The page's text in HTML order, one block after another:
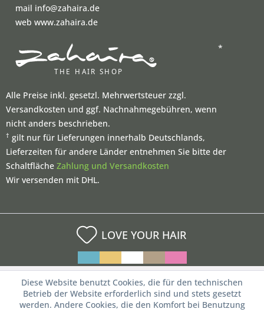
mail info@zahaira.de
web www.zahaira.de
*
Alle Preise inkl. gesetzl. Mehrwertsteuer zzgl.
Versandkosten und ggf. Nachnahmegebühren, wenn
nicht anders beschrieben.
† gilt nur für Lieferungen innerhalb Deutschlands,
Lieferzeiten für andere Länder entnehmen Sie bitte der
Schaltfläche Zahlung und Versandkosten
Wir versenden mit DHL.
LOVE YOUR HAIR
Diese Website benutzt Cookies, die für den technischen
Betrieb der Website erforderlich sind und stets gesetzt
werden. Andere Cookies, die den Komfort bei Benutzung